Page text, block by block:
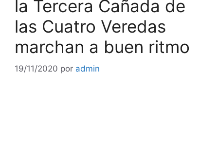
la Tercera Cañada de
las Cuatro Veredas
marchan a buen ritmo
19/11/2020 por admin